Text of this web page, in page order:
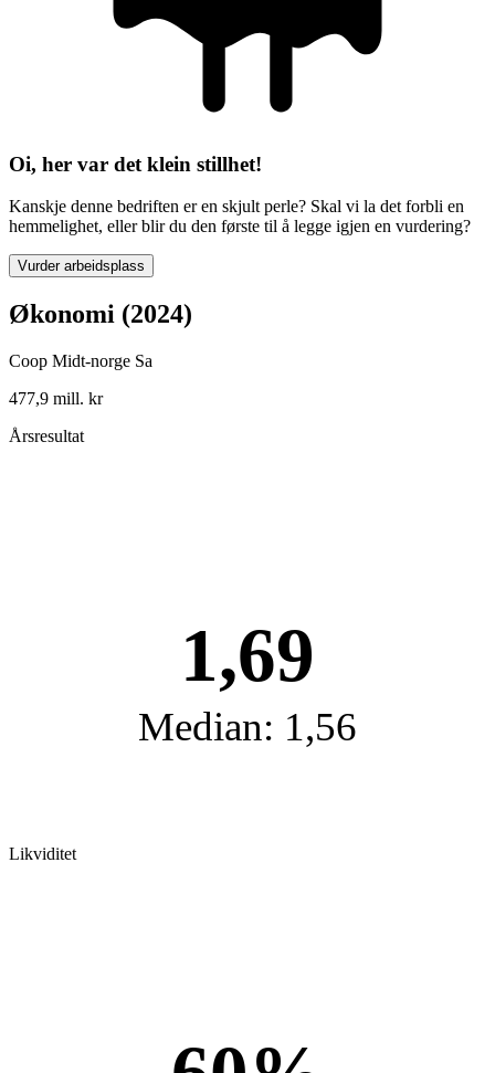
Oi, her var det klein stillhet!
Kanskje denne bedriften er en skjult perle? Skal vi la det forbli en
hemmelighet, eller blir du den første til å legge igjen en vurdering?
Vurder arbeidsplass
Økonomi (2024)
Coop Midt-norge Sa
477,9 mill. kr
Årsresultat
1,69
Median: 1,56
Likviditet